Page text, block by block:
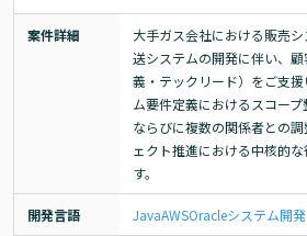
案件詳細
大手ガス会社における販売
送システムの開発に伴い、
義・テックリード）をご支
ム要件定義におけるスコープ
ならびに複数の関係者との
ェクト推進における中核的
す。
開発言語 JavaAWSOracleシステム開発